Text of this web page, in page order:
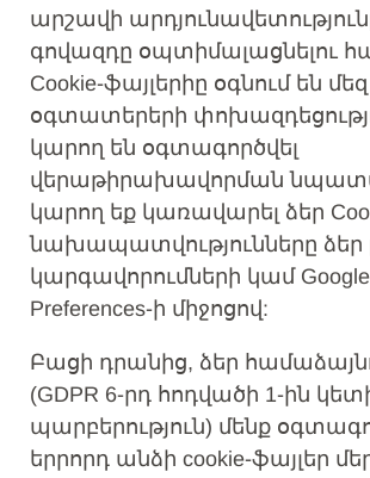
արշավի
գովազդը օպտիմալացնելու
Cookie-ֆայլերիը օգնում են
օգտատերերի
կարող են օգտագործվել
վերաթիրախավորման
կարող եք կառավարել ձեր
նախապատվությունները ձեր
կարգավորումների կամ Google
Preferences-ի միջոցով:
Բացի դրանից, ձեր
(GDPR 6-րդ հոդվածի 1-ին
պարբերություն) մենք
երրորդ անձի cookie-ֆայլեր